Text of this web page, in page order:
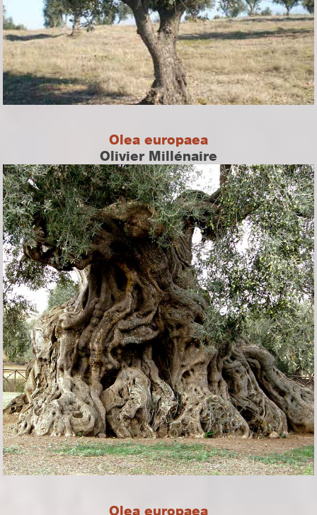
Olea europaea
Olivier Millénaire
Olea europaea